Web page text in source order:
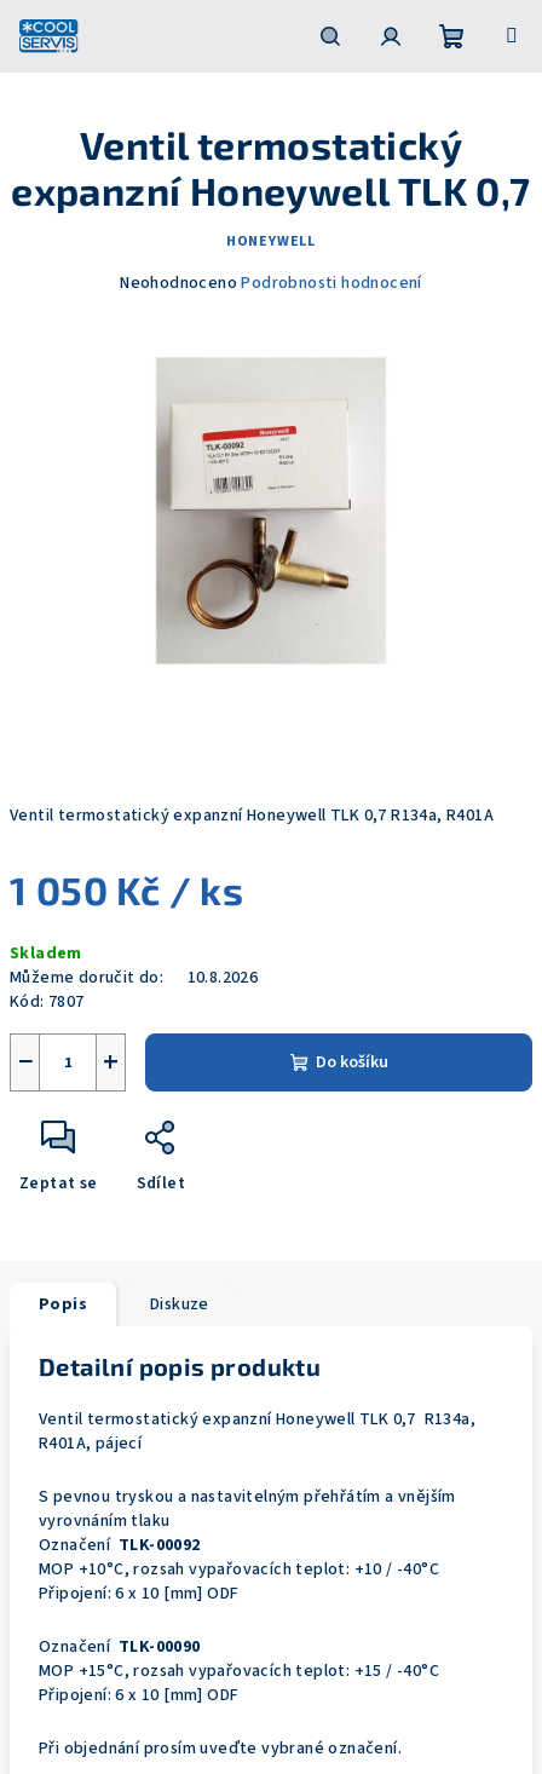
obsah
košík
Ventil termostatický expanzní Honeywell TLK 0,7 R134a, R401A
1 050 Kč / ks
cena:
Skladem
Můžeme doručit do:
10.8.2026
Kód: 7807
+
− Do košíku
Zeptat se Sdílet
Ventil termostatický
expanzní Honeywell TLK 0,7
HONEYWELL
Průměrné
Neohodnoceno Podrobnosti hodnocení
Popis Diskuze
Detailní popis produktu
Ventil termostatický expanzní Honeywell TLK 0,7 R134a,
R401A, pájecí
S pevnou tryskou a nastavitelným přehřátím a vnějším
vyrovnáním tlaku
Označení TLK-00092
MOP +10°C, rozsah vypařovacích teplot: +10 / -40°C
Připojení: 6 x 10 [mm] ODF
Označení TLK-00090
MOP +15°C, rozsah vypařovacích teplot: +15 / -40°C
Připojení: 6 x 10 [mm] ODF
Při objednání prosím uveďte vybrané označení.